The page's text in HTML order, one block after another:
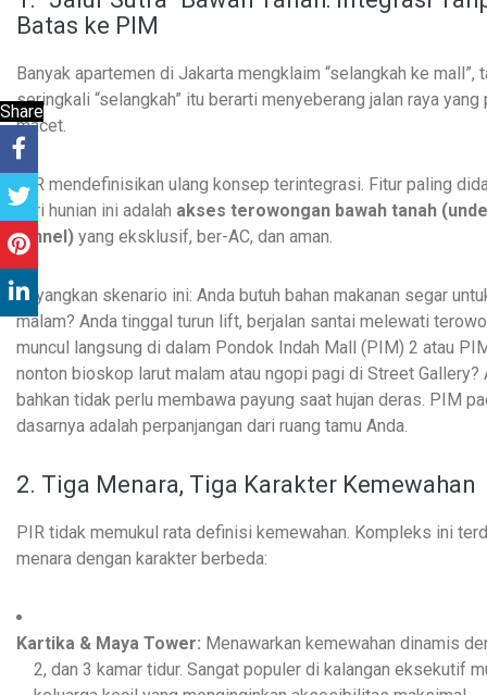
Batas ke PIM
Banyak apartemen di Jakarta mengklaim “selangkah ke mall”,
seringkali “selangkah” itu berarti menyeberang jalan raya yang
macet.
PIR mendefinisikan ulang konsep terintegrasi. Fitur paling
dari hunian ini adalah akses terowongan bawah tanah
tunnel) yang eksklusif, ber-AC, dan aman.
Bayangkan skenario ini: Anda butuh bahan makanan segar
malam? Anda tinggal turun lift, berjalan santai melewati
muncul langsung di dalam Pondok Indah Mall (PIM) 2 atau
nonton bioskop larut malam atau ngopi pagi di Street Gallery?
bahkan tidak perlu membawa payung saat hujan deras. PIM
dasarnya adalah perpanjangan dari ruang tamu Anda.
2. Tiga Menara, Tiga Karakter Kemewahan
PIR tidak memukul rata definisi kemewahan. Kompleks ini
menara dengan karakter berbeda:
Kartika & Maya Tower: Menawarkan kemewahan dinamis
2, dan 3 kamar tidur. Sangat populer di kalangan eksekutif
Share